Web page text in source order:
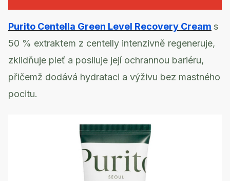
Purito Centella Green Level Recovery Cream s
50 % extraktem z centelly intenzivně regeneruje,
zklidňuje pleť a posiluje její ochrannou bariéru,
přičemž dodává hydrataci a výživu bez mastného
pocitu.